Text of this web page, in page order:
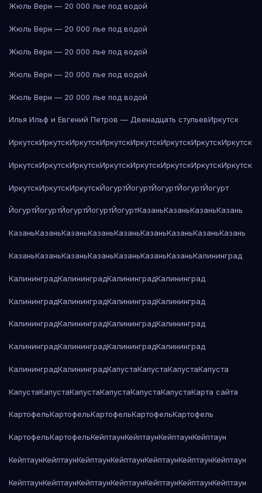
Жюль Верн — 20 000 лье под водой
Жюль Верн — 20 000 лье под водой
Жюль Верн — 20 000 лье под водой
Жюль Верн — 20 000 лье под водой
Жюль Верн — 20 000 лье под водой
Илья Ильф и Евгений Петров — Двенадцать стульевИркутск
ИркутскИркутскИркутскИркутскИркутскИркутскИркутскИркутск
ИркутскИркутскИркутскИркутскИркутскИркутскИркутскИркутск
ИркутскИркутскИркутскЙогуртЙогуртЙогуртЙогуртЙогурт
ЙогуртЙогуртЙогуртЙогуртЙогуртКазаньКазаньКазаньКазань
КазаньКазаньКазаньКазаньКазаньКазаньКазаньКазаньКазань
КазаньКазаньКазаньКазаньКазаньКазаньКазаньКалининград
КалининградКалининградКалининградКалининград
КалининградКалининградКалининградКалининград
КалининградКалининградКалининградКалининград
КалининградКалининградКалининградКалининград
КалининградКалининградКапустаКапустаКапустаКапуста
КапустаКапустаКапустаКапустаКапустаКапустаКарта сайта
КартофельКартофельКартофельКартофельКартофель
КартофельКартофельКейптаунКейптаунКейптаунКейптаун
КейптаунКейптаунКейптаунКейптаунКейптаунКейптаунКейптаун
КейптаунКейптаунКейптаунКейптаунКейптаунКейптаунКейптаун